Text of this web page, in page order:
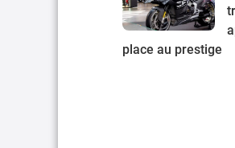
place au prestige